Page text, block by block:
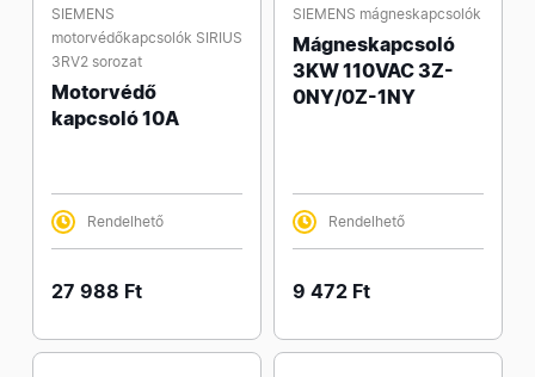
SIEMENS
motorvédőkapcsolók SIRIUS
3RV2 sorozat
Motorvédő
kapcsoló 10A
Rendelhető
27 988 Ft
SIEMENS mágneskapcsolók
Mágneskapcsoló
3KW 110VAC 3Z-
0NY/0Z-1NY
Rendelhető
9 472 Ft